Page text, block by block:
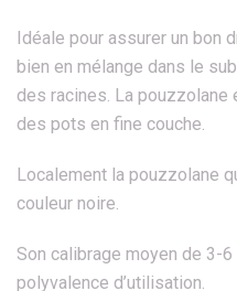
Idéale pour assurer un bon
bien en mélange dans le
des racines. La
des pots en fine couche.
Localement la pouzzolane
couleur noire.
Son calibrage moyen de 3-
polyvalence d’utilisation.